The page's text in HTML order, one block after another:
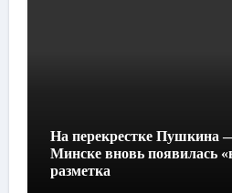
На перекрестке Пушкина
Минске вновь появилась
разметка